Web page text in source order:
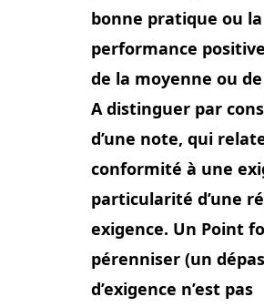
bonne pratique ou la
performance
de la moyenne ou de
A distinguer par
d’une note, qui
conformité à une
particularité d’une
exigence. Un Point
pérenniser (un
d’exigence n’est pas